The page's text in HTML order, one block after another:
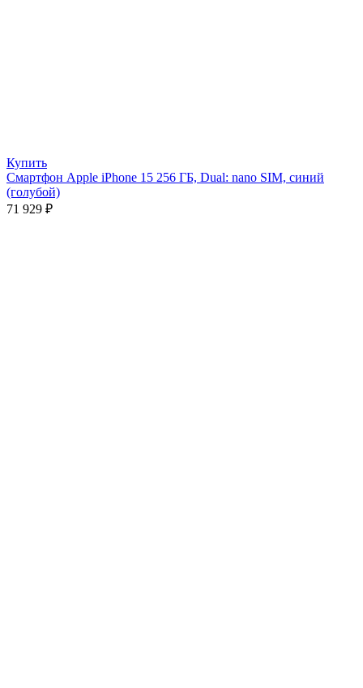
Купить
Смартфон Apple iPhone 15 256 ГБ, Dual: nano SIM, синий
(голубой)
71 929 ₽